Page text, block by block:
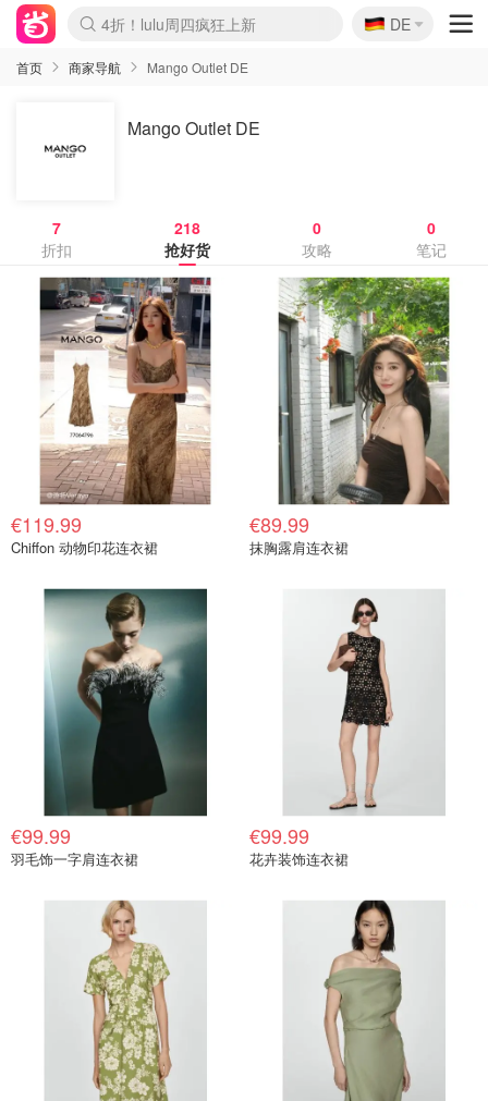
Boticinal 夏促开抢！
4折！lulu周四疯狂上新
还没结束！&OtherStories大促
Joybuy变相75折 随时失效
速领！Stanley独家85折
疑似霸哥！Camper额外叠85折
Zalando 奥莱闪促！每日更新
Moncler反季囤！5折起+叠9折
Coach Brooklyn仅€192
🇩🇪
DE
首页 商家导航 Mango Outlet DE
Mango Outlet DE
7
折扣
218
抢好货
0
攻略
0
笔记
€119.99
Chiffon 动物印花连衣裙
€89.99
抹胸露肩连衣裙
€99.99
羽毛饰一字肩连衣裙
€99.99
花卉装饰连衣裙